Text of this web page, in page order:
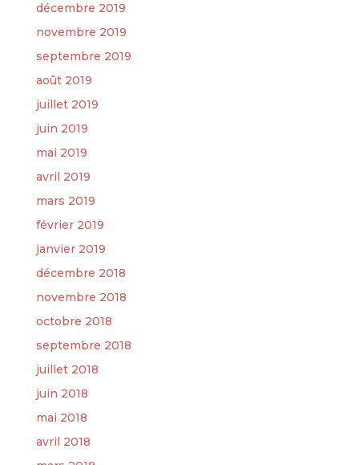
décembre 2019
novembre 2019
septembre 2019
août 2019
juillet 2019
juin 2019
mai 2019
avril 2019
mars 2019
février 2019
janvier 2019
décembre 2018
novembre 2018
octobre 2018
septembre 2018
juillet 2018
juin 2018
mai 2018
avril 2018